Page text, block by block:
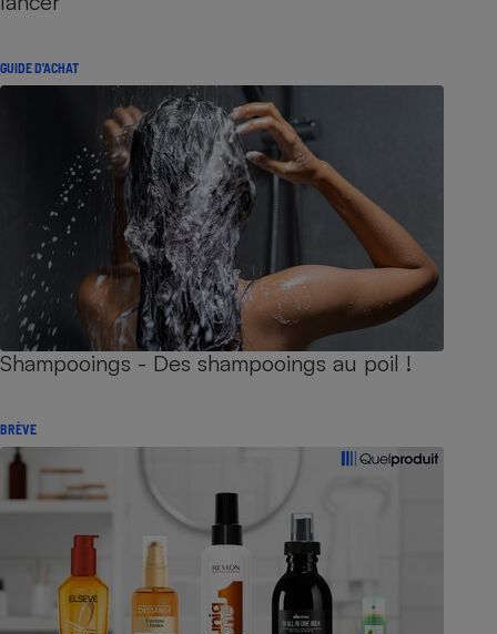
GUIDE D'ACHAT
Shampooings - Des shampooings au poil !
BRÈVE